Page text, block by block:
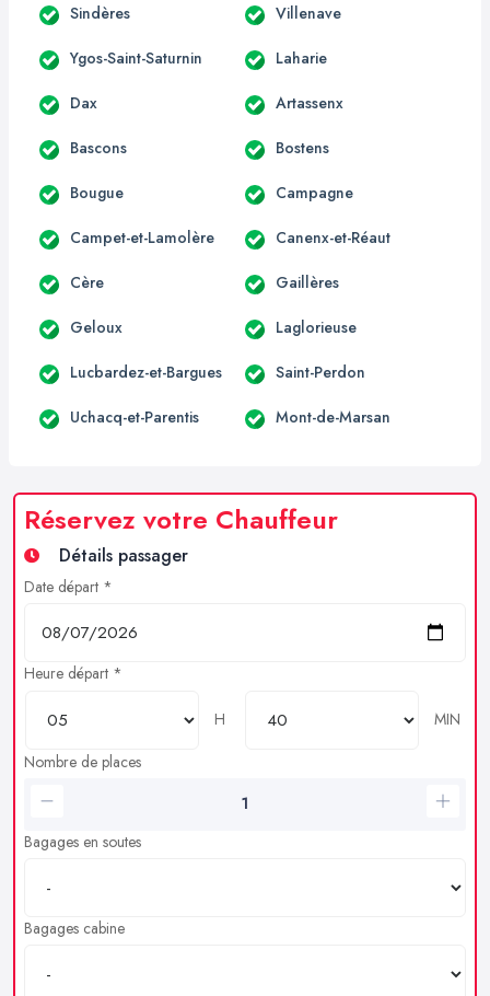
Sindères Villenave
Ygos-Saint-Saturnin Laharie
Dax Artassenx
Bascons Bostens
Bougue Campagne
Campet-et-Lamolère Canenx-et-Réaut
Cère Gaillères
Geloux Laglorieuse
Lucbardez-et-Bargues Saint-Perdon
Uchacq-et-Parentis Mont-de-Marsan
Réservez votre Chauffeur
Détails passager
Date départ *
Heure départ *
H
MIN
Nombre de places
Bagages en soutes
Bagages cabine